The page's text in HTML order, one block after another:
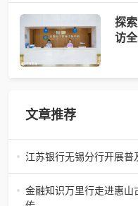
探
文章推荐
江苏银行无锡分行开展
江苏银行无锡分行开展
上午，无锡市银行业协会
金融安全”普及
金融知识万里行走进惠山